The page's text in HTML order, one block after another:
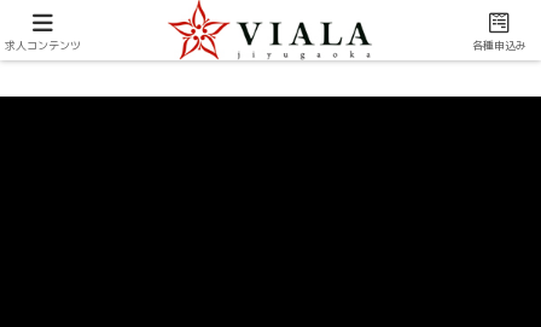
求人コンテンツ 各種申込み